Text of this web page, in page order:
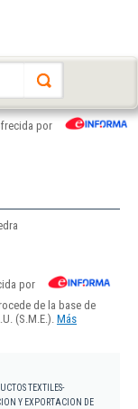
por
por
de la base de
(S.M.E.). Más
TEXTILES-
Y EXPORTACION DE